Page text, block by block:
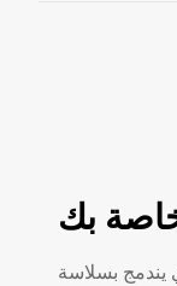
بك
يندمج بسلاسة